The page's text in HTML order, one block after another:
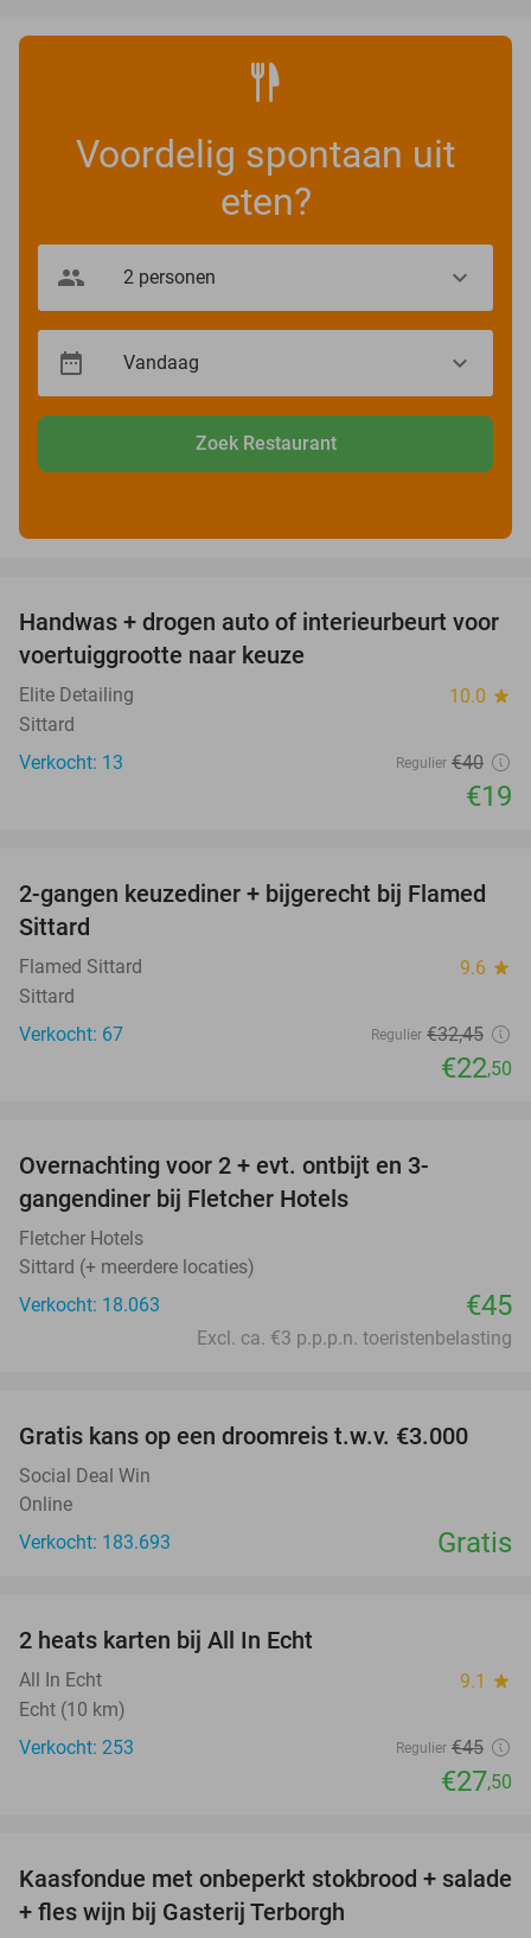
Voordelig spontaan uit
eten?
Zoek Restaurant
53%
Handwas + drogen auto of interieurbeurt voor
voertuiggrootte naar keuze
Elite Detailing 10.0 star
Sittard
Verkocht: 13
Regulier €40
€19
31%
2-gangen keuzediner + bijgerecht bij Flamed
Sittard
Flamed Sittard 9.6 star
Sittard
Verkocht: 67
Regulier €32,45
€22,50
Overnachting voor 2 + evt. ontbijt en 3-
gangendiner bij Fletcher Hotels
Fletcher Hotels
Sittard (+ meerdere locaties)
Verkocht: 18.063
€45
Excl. ca. €3 p.p.p.n. toeristenbelasting
Gratis kans op een droomreis t.w.v. €3.000
Social Deal Win
Online
Verkocht: 183.693
Gratis
2 heats karten bij All In Echt
All In Echt 9.1 star
Echt (10 km)
Verkocht: 253
Regulier €45
€27,50
44%
Kaasfondue met onbeperkt stokbrood + salade
+ fles wijn bij Gasterij Terborgh